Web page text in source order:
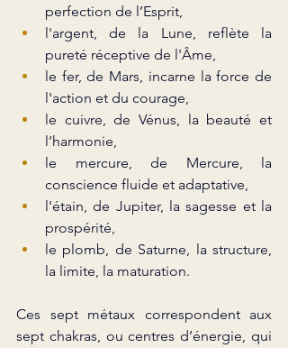
perfection de l’Esprit,
l'argent, de la Lune, reflète la
pureté réceptive de l'Âme,
le fer, de Mars, incarne la force de
l'action et du courage,
le cuivre, de Vénus, la beauté et
l’harmonie,
le mercure, de Mercure, la
conscience fluide et adaptative,
l'étain, de Jupiter, la sagesse et la
prospérité,
le plomb, de Saturne, la structure,
la limite, la maturation.
Ces sept métaux correspondent aux
sept chakras, ou centres d’énergie, qui